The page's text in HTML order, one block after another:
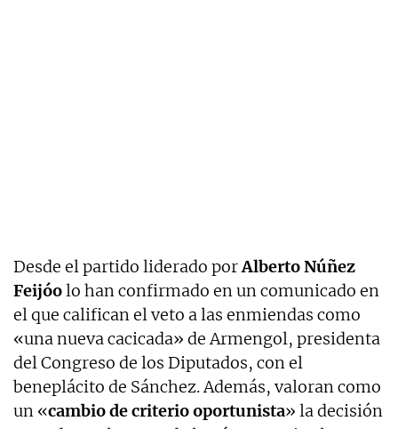
Desde el partido liderado porAlberto Núñez
Feijóolo han confirmado en un comunicado en
el que califican el veto a las enmiendas como
«una nueva cacicada» de Armengol, presidenta
del Congreso de los Diputados, con el
beneplácito de Sánchez. Además, valoran como
un «cambio de criterio oportunista» la decisión